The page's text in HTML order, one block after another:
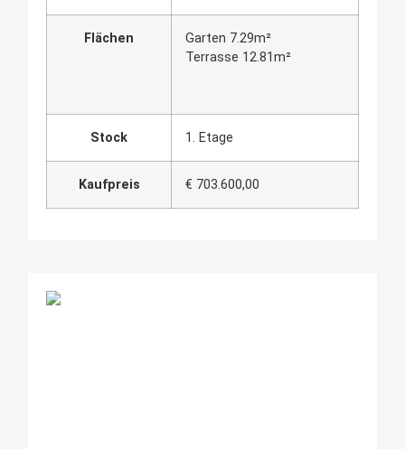
Flächen
Garten 7.29m²
Terrasse 12.81m²
Stock 1. Etage
Kaufpreis € 703.600,00